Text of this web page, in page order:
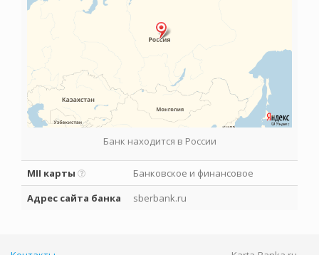
Банк находится в России
MII карты
Банковское и финансовое
Адрес сайта банка
sberbank.ru